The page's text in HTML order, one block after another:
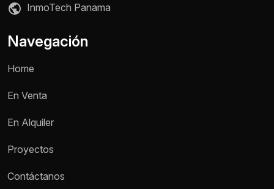
InmoTech Panama
Navegación
Home
En Venta
En Alquiler
Proyectos
Contáctanos